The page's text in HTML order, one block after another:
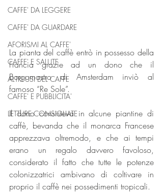
CAFFE' DA LEGGERE
CAFFE' DA GUARDARE
AFORISMI AL CAFFE'
CAFFE' E SALUTE
ALTRI USI DEL CAFFE
CAFFE' E PUBBLICITA'
LETTURE CONSIGLIATE
La pianta del caffè entrò in possesso della
Francia grazie ad un dono che il
Borgomastro di Amsterdam inviò al
famoso “Re Sole”.
Il dono consisteva in alcune piantine di
caffè, bevanda che il monarca Francese
apprezzava oltremodo, e che ai tempi
erano un regalo davvero favoloso,
considerato il fatto che tutte le potenze
colonizzatrici ambivano di coltivare in
proprio il caffè nei possedimenti tropicali.